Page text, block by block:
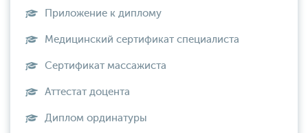
Приложение к диплому
Медицинский сертификат специалиста
Сертификат массажиста
Аттестат доцента
Диплом ординатуры